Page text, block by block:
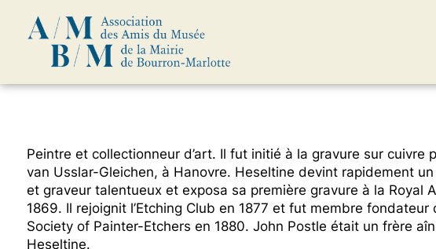
content
Peintre et collectionneur d’art. Il fut initié à la gravure sur cuivre
van Usslar-Gleichen, à Hanovre. Heseltine devint rapidement
et graveur talentueux et exposa sa première gravure à la Royal
1869. Il rejoignit l’Etching Club en 1877 et fut membre fondateur
Society of Painter-Etchers en 1880. John Postle était un frère
Heseltine.